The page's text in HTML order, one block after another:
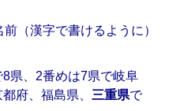
（漢字で書けるように）
8県、2番めは7県で岐阜
府、福島県、 三重県で